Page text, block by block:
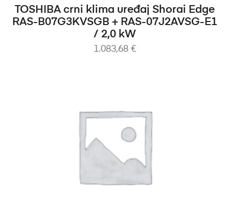
DODAJ U KOŠARICU
TOSHIBA crni klima uređaj Shorai Edge
RAS-B07G3KVSGB + RAS-07J2AVSG-E1
/ 2,0 kW
1.083,68 €